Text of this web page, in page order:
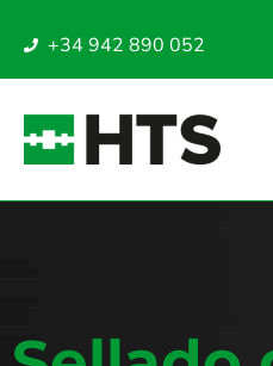
+34 942 890 052